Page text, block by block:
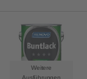
Weitere
Ausführungen